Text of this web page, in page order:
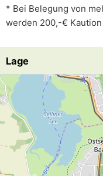
* Bei Belegung von
werden 200,-€
Lage
Lade Lageplan